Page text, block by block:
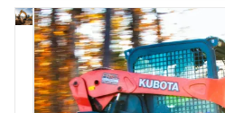
🔧
Aftermarket
vs.
Når
du